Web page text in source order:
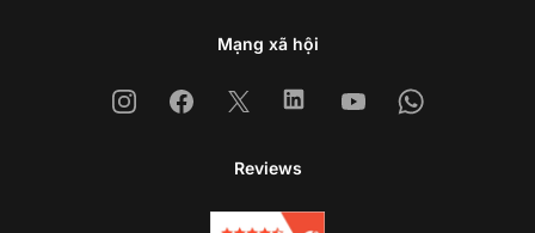
Mạng xã hội
InstagramFacebook
X LinkedinYoutubeWhatsapp
Reviews